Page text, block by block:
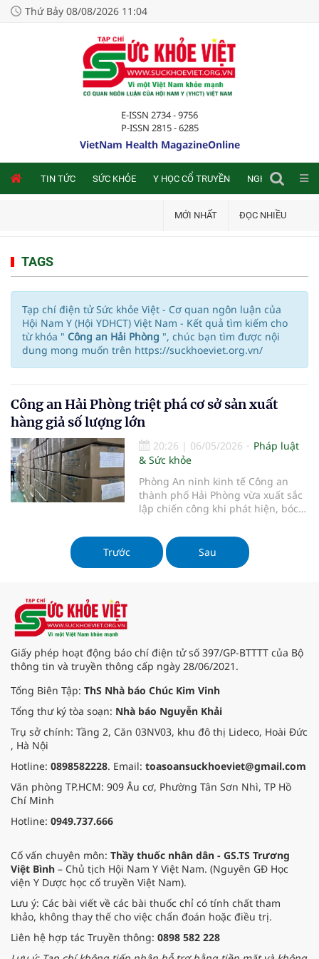
Thứ Bảy 08/08/2026 11:04
E-ISSN 2734 - 9756
P-ISSN 2815 - 6285
VietNam Health MagazineOnline
TIN TỨC SỨC KHỎE Y HỌC CỔ TRUYỀN NGHIÊN CỨU
MỚI NHẤT ĐỌC NHIỀU
TAGS
Tạp chí điện tử Sức khỏe Việt - Cơ quan ngôn luận của
Hội Nam Y (Hội YDHCT) Việt Nam - Kết quả tìm kiếm cho
từ khóa " Công an Hải Phòng ", chúc bạn tìm được nội
dung mong muốn trên https://suckhoeviet.org.vn/
Công an Hải Phòng triệt phá cơ sở sản xuất
hàng giả số lượng lớn
20:26 | 06/05/2026
Pháp luật
& Sức khỏe
Phòng An ninh kinh tế Công an
thành phố Hải Phòng vừa xuất sắc
lập chiến công khi phát hiện, bóc
doanh nghiệp hợp pháp với thủ
đoạn tinh vi và quy mô bài bản.
Trước Sau
Giấy phép hoạt động báo chí điện tử số 397/GP-BTTTT của Bộ
thông tin và truyền thông cấp ngày 28/06/2021.
Tổng Biên Tập: ThS Nhà báo Chúc Kim Vinh
Tổng thư ký tòa soạn: Nhà báo Nguyễn Khải
Trụ sở chính: Tầng 2, Căn 03NV03, khu đô thị Lideco, Hoài Đức
, Hà Nội
Hotline: 0898582228. Email: toasoansuckhoeviet@gmail.com
Văn phòng TP.HCM: 909 Âu cơ, Phường Tân Sơn Nhì, TP Hồ
Chí Minh
Hotline: 0949.737.666
Cố vấn chuyên môn: Thầy thuốc nhân dân - GS.TS Trương
Việt Bình – Chủ tịch Hội Nam Y Việt Nam. (Nguyên GĐ Học
viện Y Dược học cổ truyền Việt Nam).
Lưu ý: Các bài viết về các bài thuốc chỉ có tính chất tham
khảo, không thay thế cho việc chẩn đoán hoặc điều trị.
Liên hệ hợp tác Truyền thông: 0898 582 228